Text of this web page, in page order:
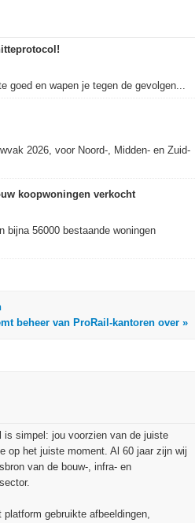
goed en wapen je tegen de gevolgen...
2026, voor Noord-, Midden- en Zuid-
koopwoningen verkocht
bijna 56000 bestaande woningen
beheer van ProRail-kantoren over »
is simpel: jou voorzien van de juiste
op het juiste moment. Al 60 jaar zijn wij
van de bouw-, infra- en
platform gebruikte afbeeldingen,